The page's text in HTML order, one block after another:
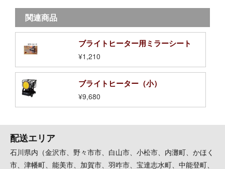
関連商品
ブライトヒーター用ミラーシート
¥1,210
ブライトヒーター（小）
¥9,680
配送エリア
石川県内（金沢市、野々市市、白山市、小松市、内灘町、かほく
市、津幡町、能美市、加賀市、羽咋市、宝達志水町、中能登町、